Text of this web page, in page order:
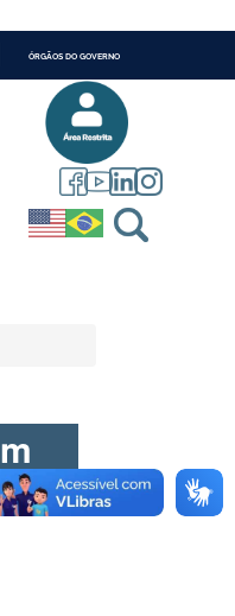
ÓRGÃOS DO GOVERNO